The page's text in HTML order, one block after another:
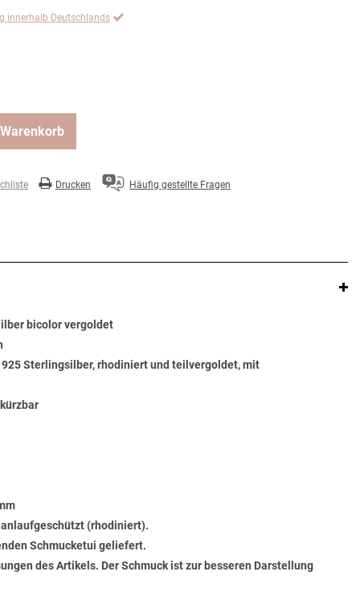
innerhalb Deutschlands
Drucken Häufig gestellte Fragen
bicolor vergoldet
Sterlingsilber, rhodiniert und teilvergoldet, mit
(rhodiniert).
Schmucketui geliefert.
des Artikels. Der Schmuck ist zur besseren Darstellung